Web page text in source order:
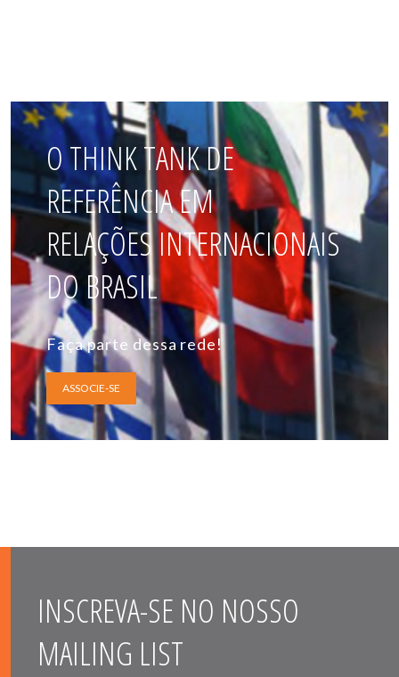
O THINK TANK DE
REFERÊNCIA EM
RELAÇÕES INTERNACIONAIS
DO BRASIL
Faça parte dessa rede!
ASSOCIE-SE
INSCREVA-SE NO NOSSO
MAILING LIST